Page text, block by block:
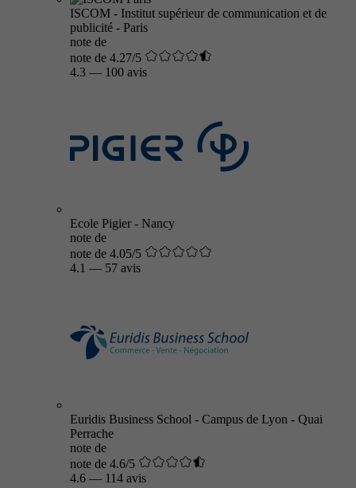
ISCOM - Institut supérieur de communication et de
publicité - Paris
note de
note de 4.27/5
4.3 — 100 avis
Ecole Pigier - Nancy
note de
note de 4.05/5
4.1 — 57 avis
Euridis Business School - Campus de Lyon - Quai
Perrache
note de
note de 4.6/5
4.6 — 114 avis